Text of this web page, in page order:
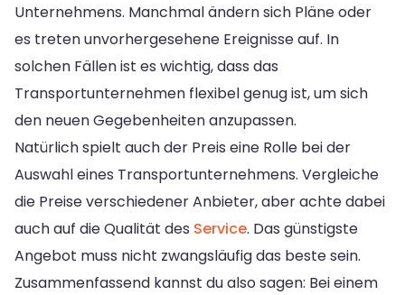
Unternehmens. Manchmal ändern sich Pläne oder
es treten unvorhergesehene Ereignisse auf. In
solchen Fällen ist es wichtig, dass das
Transportunternehmen flexibel genug ist, um sich
den neuen Gegebenheiten anzupassen.
Natürlich spielt auch der Preis eine Rolle bei der
Auswahl eines Transportunternehmens. Vergleiche
die Preise verschiedener Anbieter, aber achte dabei
auch auf die Qualität des Service. Das günstigste
Angebot muss nicht zwangsläufig das beste sein.
Zusammenfassend kannst du also sagen: Bei einem